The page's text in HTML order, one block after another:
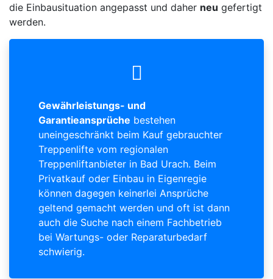
die Einbausituation angepasst und daher neu gefertigt
werden.
Gewährleistungs- und
Garantieansprüche bestehen
uneingeschränkt beim Kauf gebrauchter
Treppenlifte vom regionalen
Treppenliftanbieter in Bad Urach. Beim
Privatkauf oder Einbau in Eigenregie
können dagegen keinerlei Ansprüche
geltend gemacht werden und oft ist dann
auch die Suche nach einem Fachbetrieb
bei Wartungs- oder Reparaturbedarf
schwierig.